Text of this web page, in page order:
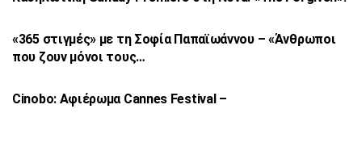
«365 στιγμές» με τη Σοφία Παπαϊωάννου – «Άνθρωποι
που ζουν μόνοι τους…
Cinobo: Αφιέρωμα Cannes Festival –